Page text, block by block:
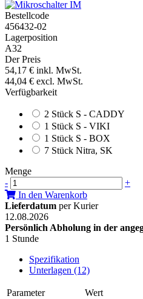
Bestellcode
456432-02
Lagerposition
A32
Der Preis
54,17 € inkl. MwSt.
44,04 € excl. MwSt.
Verfügbarkeit
2 Stück S - CADDY
1 Stück S - VIKI
1 Stück S - BOX
7 Stück Nitra, SK
Menge
-
+
In den Warenkorb
Lieferdatum per Kurier
12.08.2026
Persönlich Abholung in der
1 Stunde
Spezifikation
Unterlagen (12)
Parameter Wert